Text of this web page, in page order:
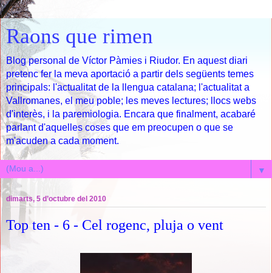
Raons que rimen
Blog personal de Víctor Pàmies i Riudor. En aquest diari
pretenc fer la meva aportació a partir dels següents temes
principals: l'actualitat de la llengua catalana; l'actualitat a
Vallromanes, el meu poble; les meves lectures; llocs webs
d'interès, i la paremiologia. Encara que finalment, acabaré
parlant d'aquelles coses que em preocupen o que se
m'acuden a cada moment.
▼
dimarts, 5 d’octubre del 2010
Top ten - 6 - Cel rogenc, pluja o vent